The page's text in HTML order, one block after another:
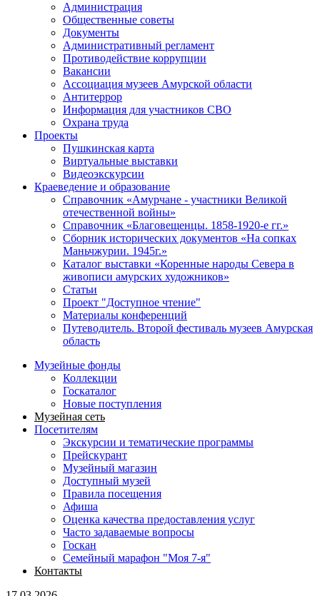
Администрация
Общественные советы
Документы
Административный регламент
Противодействие коррупции
Вакансии
Ассоциация музеев Амурской области
Антитеррор
Информация для участников СВО
Охрана труда
Проекты
Пушкинская карта
Виртуальные выставки
Видеоэкскурсии
Краеведение и образование
Справочник «Амурчане - участники Великой
отечественной войны»
Справочник «Благовещенцы. 1858-1920-е гг.»
Сборник исторических документов «На сопках
Маньчжурии. 1945г.»
Каталог выставки «Коренные народы Севера в
живописи амурских художников»
Статьи
Проект "Доступное чтение"
Материалы конференций
Путеводитель. Второй фестиваль музеев Амурская
область
Музейные фонды
Коллекции
Госкаталог
Новые поступления
Музейная сеть
Посетителям
Экскурсии и тематические программы
Прейскурант
Музейный магазин
Доступный музей
Правила посещения
Афиша
Оценка качества предоставления услуг
Часто задаваемые вопросы
Госкан
Семейный марафон "Моя 7-я"
Контакты